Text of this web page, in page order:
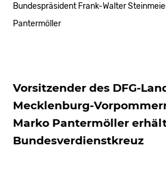
Bundespräsident Frank-Walter
Pantermöller
Vorsitzender des DFG-
Mecklenburg-
Marko Pantermöller
Bundesverdienstkreuz